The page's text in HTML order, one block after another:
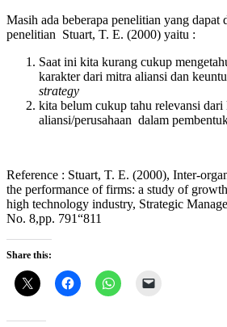
Masih ada beberapa penelitian yang dapat
penelitian Stuart, T. E. (2000) yaitu :
Saat ini kita kurang cukup
karakter dari mitra aliansi dan
strategy
kita belum cukup tahu relevansi dari
aliansi/perusahaan dalam
Reference : Stuart, T. E. (2000), Inter-
the performance of firms: a study of
high technology industry, Strategic
No. 8,pp. 791“811
Share this: